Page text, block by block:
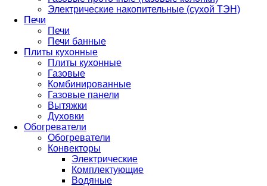
Электрические накопительные (сухой ТЭН)
Печи
Печи
Печи банные
Плиты кухонные
Плиты кухонные
Газовые
Комбинированные
Газовые панели
Вытяжки
Духовки
Обогреватели
Обогреватели
Конвекторы
Электрические
Комплектующие
Водяные